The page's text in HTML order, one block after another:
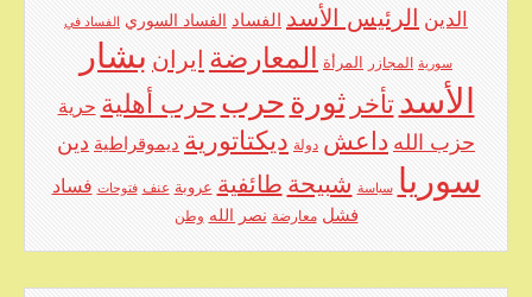
الدين الرئيس الأسد الفساد الفساد السوري الفساد في
سورية المجازر المرأة المعارضة ايران بشار
الأسد تأخر ثورة حرب حرب أهلية حرية
حزب الله داعش دولة ديكتاتورية ديموقراطية دين
سوريا سياسة شبيحة طائفية عروبة عنف فتوحات فساد
فشل معارضة نصر الله وطن